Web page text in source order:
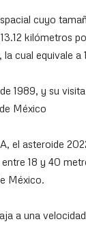
cuyo
kilómetros
cual equivale
1989, y su
México
el asteroide
18 y 40
México.
a una